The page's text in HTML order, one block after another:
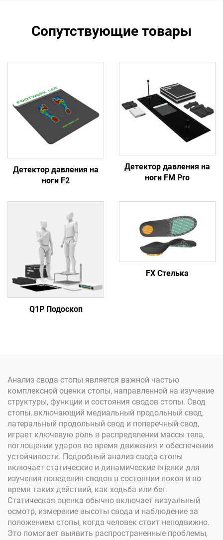
Сопутствующие товары
Детектор давления на
ноги F2
Детектор давления на
ноги FM Pro
Q1P Подоскоп
FX Стелька
Анализ свода стопы является важной частью
комплексной оценки стопы, направленной на изучение
структуры, функции и состояния сводов стопы. Свод
стопы, включающий медиальный продольный свод,
латеральный продольный свод и поперечный свод,
играет ключевую роль в распределении массы тела,
поглощении ударов во время движения и обеспечении
устойчивости. Подробный анализ свода стопы
включает статические и динамические оценки для
изучения поведения сводов в состоянии покоя и во
время таких действий, как ходьба или бег.
Статическая оценка обычно включает визуальный
осмотр, измерение высоты свода и наблюдение за
положением стопы, когда человек стоит неподвижно.
Это помогает выявить распространенные проблемы,